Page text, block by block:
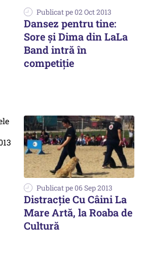
Publicat pe 02 Oct 2013
Dansez pentru tine:
Sore și Dima din LaLa
Band intră în
competiție
Publicat pe 06 Sep 2013
Distracție Cu Câini La
Mare Artă, la Roaba de
Cultură